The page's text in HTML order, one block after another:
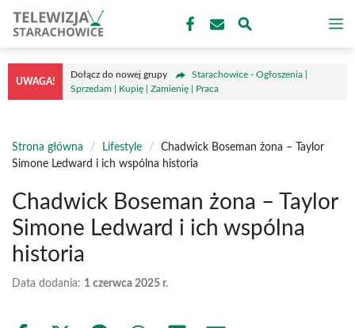
treści
UWAGA!
Dołącz do nowej grupy
Starachowice - Ogłoszenia |
Sprzedam | Kupię | Zamienię | Praca
Strona główna / Lifestyle /
Chadwick Boseman żona – Taylor
Simone Ledward i ich wspólna historia
Chadwick Boseman żona – Taylor
Simone Ledward i ich wspólna
historia
Data dodania: 1 czerwca 2025 r.